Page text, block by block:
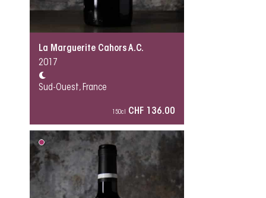
La Marguerite Cahors A.C.
2017
Sud-Ouest, France
150cl CHF 136.00